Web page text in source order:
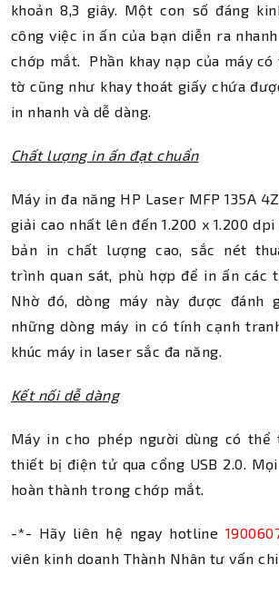
khoản 8,3 giây. Một con số đáng
công việc in ấn của bạn diễn ra
chớp mắt. Phần khay nạp của máy có
tờ cũng như khay thoát giấy chứa
in nhanh và dễ dàng.
Chất lượng in ấn đạt chuẩn
Máy in đa năng HP Laser MFP 135A
giải cao nhất lên đến 1.200 x 1.200
bản in chất lượng cao, sắc nét
trình quan sát, phù hợp để in ấn các
Nhờ đó, dòng máy này được đánh
những dòng máy in có tính cạnh
khúc máy in laser sắc đa năng.
Kết nối dễ dàng
Máy in cho phép người dùng có
thiết bị điện tử qua cổng USB 2.0.
hoàn thành trong chớp mắt.
-*- Hãy liên hệ ngay hotline
viên kinh doanh Thành Nhân tư vấn